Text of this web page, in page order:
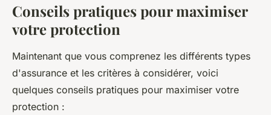
Conseils pratiques pour maximiser
votre protection
Maintenant que vous comprenez les différents types
d'assurance et les critères à considérer, voici
quelques conseils pratiques pour maximiser votre
protection :